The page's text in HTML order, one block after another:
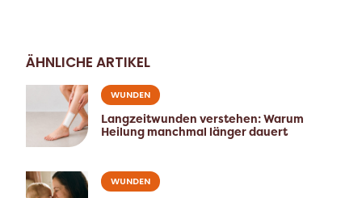
ÄHNLICHE ARTIKEL
WUNDEN
Langzeitwunden verstehen: Warum
Heilung manchmal länger dauert
WUNDEN